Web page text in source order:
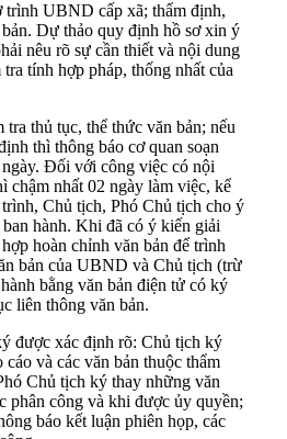
trình UBND cấp xã; thẩm định,
Dự thảo quy định hồ sơ xin ý
nêu rõ sự cần thiết và nội dung
tính hợp pháp, thống nhất của
thủ tục, thể thức văn bản; nếu
thì thông báo cơ quan soạn
Đối với công việc có nội
chậm nhất 02 ngày làm việc, kể
Chủ tịch, Phó Chủ tịch cho ý
hành. Khi đã có ý kiến giải
hoàn chỉnh văn bản để trình
bản của UBND và Chủ tịch (trừ
bằng văn bản điện tử có ký
liên thông văn bản.
được xác định rõ: Chủ tịch ký
và các văn bản thuộc thẩm
Chủ tịch ký thay những văn
phân công và khi được ủy quyền;
báo kết luận phiên họp, các